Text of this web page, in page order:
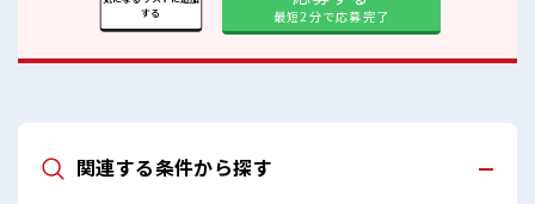
最短2分で応募完了
する
関連する条件から探す